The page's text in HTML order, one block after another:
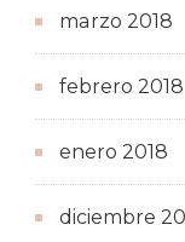
marzo 2018
febrero 2018
enero 2018
diciembre